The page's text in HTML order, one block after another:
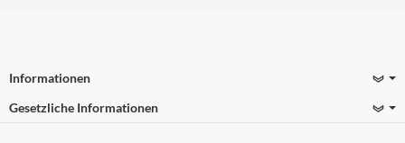
Informationen
Gesetzliche Informationen